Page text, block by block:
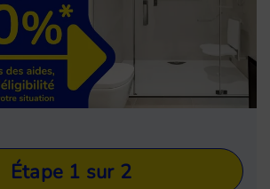
Étape 1 sur 2